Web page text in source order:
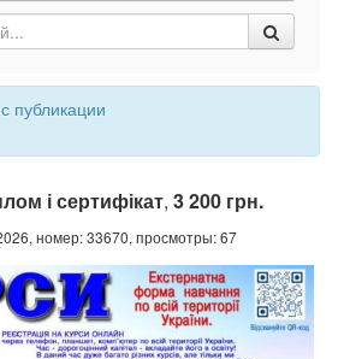
Быстрая продажа
публикации
і сертифікат, 3 200 грн.
номер: 33670, просмотры: 67